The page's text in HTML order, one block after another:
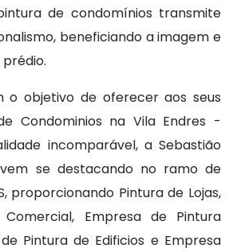
de condomínios transmite
beneficiando a imagem e
o objetivo de oferecer aos seus
Condominios na Vila Endres -
incomparável, a Sebastião
se destacando no ramo de
proporcionando Pintura de Lojas,
Comercial, Empresa de Pintura
Pintura de Edificios e Empresa